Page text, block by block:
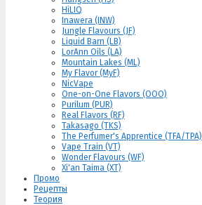
HiLIQ
Inawera (INW)
Jungle Flavours (JF)
Liquid Barn (LB)
LorAnn Oils (LA)
Mountain Lakes (ML)
My Flavor (MyF)
NicVape
One-on-One Flavors (OOO)
Purilum (PUR)
Real Flavors (RF)
Takasago (TKS)
The Perfumer's Apprentice (TFA/TPA)
Vape Train (VT)
Wonder Flavours (WF)
Xi'an Taima (XT)
Промо
Рецепты
Теория